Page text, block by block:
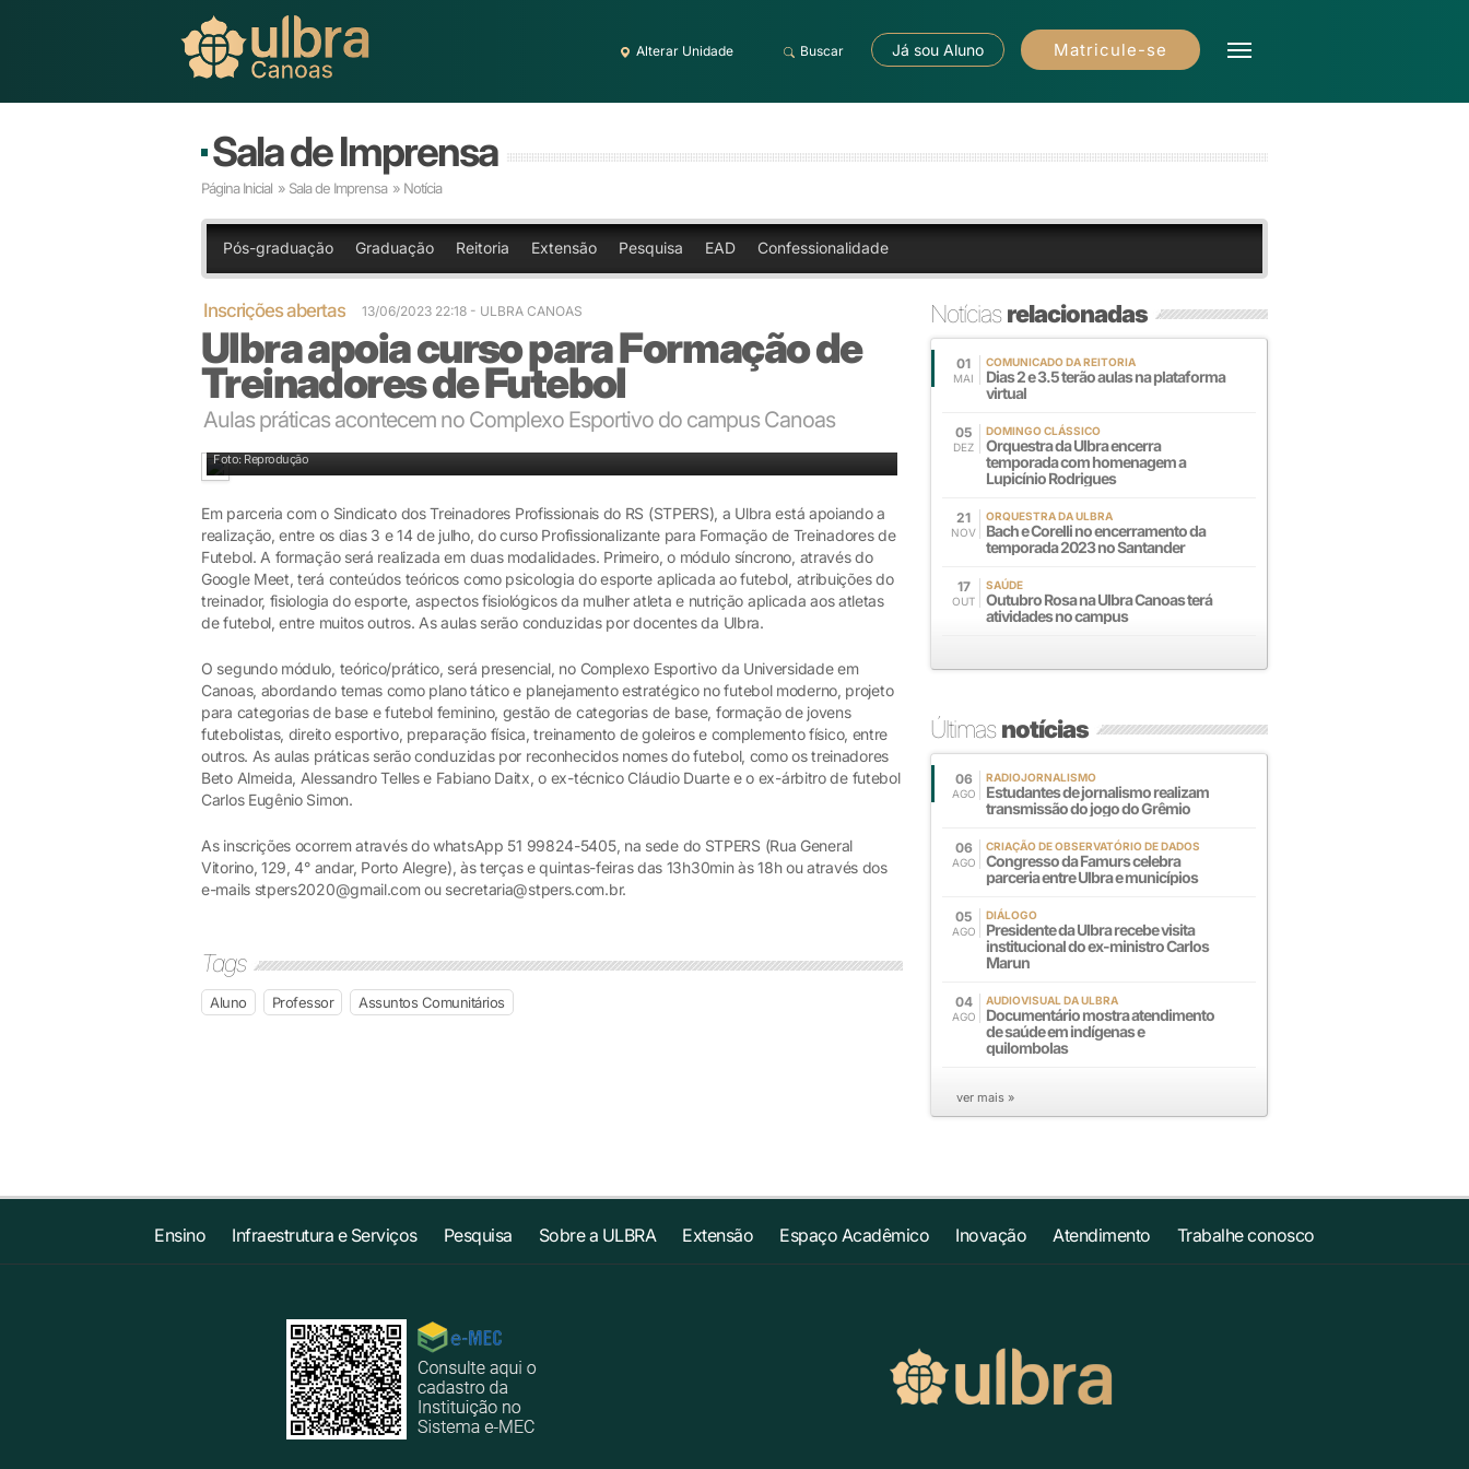
Alterar Unidade Buscar Já sou Aluno Matricule-se
Sala de Imprensa
Página Inicial » Sala de Imprensa » Notícia
Pós-graduação Graduação Reitoria Extensão Pesquisa EAD Confessionalidade
Inscrições abertas 13/06/2023 22:18 - ULBRA CANOAS
Ulbra apoia curso para Formação de
Treinadores de Futebol
Aulas práticas acontecem no Complexo Esportivo do campus Canoas
Foto: Reprodução
Em parceria com o Sindicato dos Treinadores Profissionais do RS (STPERS), a Ulbra está apoiando a
realização, entre os dias 3 e 14 de julho, do curso Profissionalizante para Formação de Treinadores de
Futebol. A formação será realizada em duas modalidades. Primeiro, o módulo síncrono, através do
Google Meet, terá conteúdos teóricos como psicologia do esporte aplicada ao futebol, atribuições do
treinador, fisiologia do esporte, aspectos fisiológicos da mulher atleta e nutrição aplicada aos atletas
de futebol, entre muitos outros. As aulas serão conduzidas por docentes da Ulbra.
O segundo módulo, teórico/prático, será presencial, no Complexo Esportivo da Universidade em
Canoas, abordando temas como plano tático e planejamento estratégico no futebol moderno, projeto
para categorias de base e futebol feminino, gestão de categorias de base, formação de jovens
futebolistas, direito esportivo, preparação física, treinamento de goleiros e complemento físico, entre
outros. As aulas práticas serão conduzidas por reconhecidos nomes do futebol, como os treinadores
Beto Almeida, Alessandro Telles e Fabiano Daitx, o ex-técnico Cláudio Duarte e o ex-árbitro de futebol
Carlos Eugênio Simon.
As inscrições ocorrem através do whatsApp 51 99824-5405, na sede do STPERS (Rua General
Vitorino, 129, 4° andar, Porto Alegre), às terças e quintas-feiras das 13h30min às 18h ou através dos
e-mails stpers2020@gmail.com ou secretaria@stpers.com.br.
Tags
Aluno Professor Assuntos Comunitários
Notíciasrelacionadas
01
MAI
COMUNICADO DA REITORIA
Dias 2 e 3.5 terão aulas na plataforma
virtual
05
DEZ
DOMINGO CLÁSSICO
Orquestra da Ulbra encerra
temporada com homenagem a
Lupicínio Rodrigues
21
NOV
ORQUESTRA DA ULBRA
Bach e Corelli no encerramento da
temporada 2023 no Santander
17
OUT
SAÚDE
Outubro Rosa na Ulbra Canoas terá
atividades no campus
Últimasnotícias
06
AGO
RADIOJORNALISMO
Estudantes de jornalismo realizam
transmissão do jogo do Grêmio
06
AGO
CRIAÇÃO DE OBSERVATÓRIO DE DADOS
Congresso da Famurs celebra
parceria entre Ulbra e municípios
05
AGO
DIÁLOGO
Presidente da Ulbra recebe visita
institucional do ex-ministro Carlos
Marun
04
AGO
AUDIOVISUAL DA ULBRA
Documentário mostra atendimento
de saúde em indígenas e
quilombolas
ver mais »
Ensino Infraestrutura e Serviços Pesquisa Sobre a ULBRA Extensão Espaço Acadêmico Inovação Atendimento Trabalhe conosco